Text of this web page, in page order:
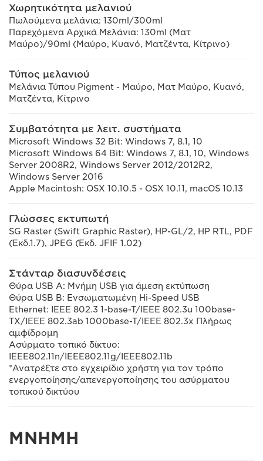
Χωρητικότητα μελανιού
Πωλούμενα μελάνια: 130ml/300ml
Παρεχόμενα Αρχικά Μελάνια: 130ml (Ματ
Μαύρο)/90ml (Μαύρο, Κυανό, Ματζέντα, Κίτρινο)
Τύπος μελανιού
Μελάνια Τύπου Pigment - Μαύρο, Ματ Μαύρο, Κυανό,
Ματζέντα, Κίτρινο
Συμβατότητα με λειτ. συστήματα
Microsoft Windows 32 Bit: Windows 7, 8.1, 10
Microsoft Windows 64 Bit: Windows 7, 8.1, 10, Windows
Server 2008R2, Windows Server 2012/2012R2,
Windows Server 2016
Apple Macintosh: OSX 10.10.5 - OSX 10.11, macOS 10.13
Γλώσσες εκτυπωτή
SG Raster (Swift Graphic Raster), HP-GL/2, HP RTL, PDF
(Έκδ.1.7), JPEG (Έκδ. JFIF 1.02)
Στάνταρ διασυνδέσεις
Θύρα USB A: Μνήμη USB για άμεση εκτύπωση
Θύρα USB B: Ενσωματωμένη Hi-Speed USB
Ethernet: IEEE 802.3 1-base-T/IEEE 802.3u 100base-
TX/IEEE 802.3ab 1000base-T/IEEE 802.3x Πλήρως
αμφίδρομη
Ασύρματο τοπικό δίκτυο:
IEEE802.11n/IEEE802.11g/IEEE802.11b
*Ανατρέξτε στο εγχειρίδιο χρήστη για τον τρόπο
ενεργοποίησης/απενεργοποίησης του ασύρματου
τοπικού δικτύου
ΜΝΗΜΗ